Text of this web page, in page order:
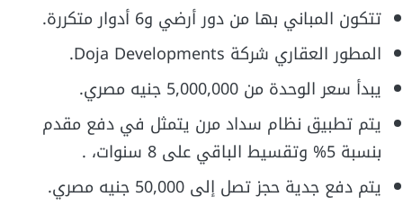
تتكون المباني بها من دور أرضي و6 أدوار متكررة.
المطور العقاري شركة Doja Developments.
يبدأ سعر الوحدة من 5,000,000 جنيه مصري.
يتم تطبيق نظام سداد مرن يتمثل في دفع مقدم
بنسبة 5% وتقسيط الباقي على 8 سنوات، .
يتم دفع جدية حجز تصل إلى 50,000 جنيه مصري.